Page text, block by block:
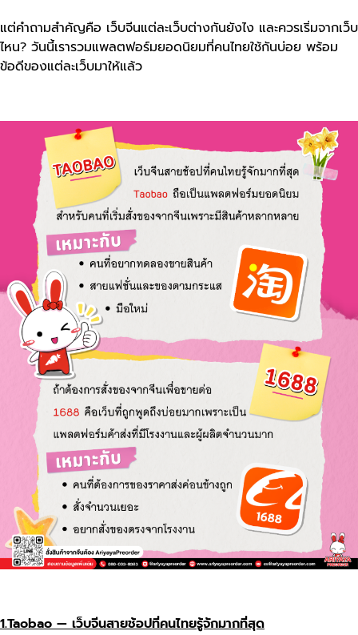
แต่คำถามสำคัญคือ เว็บจีนแต่ละเว็บต่างกันยังไง และควรเริ่มจากเว็บ
ไหน? วันนี้เรารวมแพลตฟอร์มยอดนิยมที่คนไทยใช้กันบ่อย พร้อม
ข้อดีของแต่ละเว็บมาให้แล้ว
1.Taobao — เว็บจีนสายช้อปที่คนไทยรู้จักมากที่สุด